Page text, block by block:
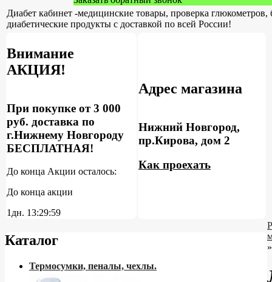
Диабет кабинет -медицинские товары, проверка глюкометров,
диабетические продукты с доставкой по всей России!
Внимание
АКЦИЯ!
При покупке от 3 000
руб. доставка по
г.Нижнему Новгороду
БЕСПЛАТНАЯ!
До конца Акции осталось:
До конца акции
1дн. 13:29:58
Адрес магазина
Нижний Новгород,
пр.Кирова, дом 2
Как проехать
Каталог
Термосумки, пеналы, чехлы.
»